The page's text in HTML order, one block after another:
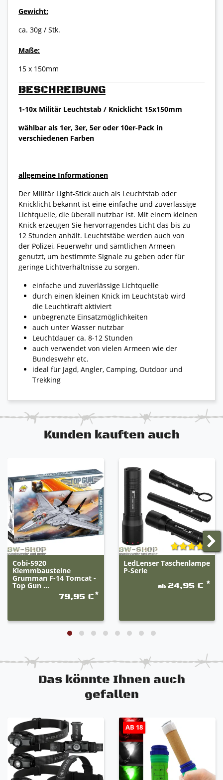
BESCHREIBUNG
1-10x Militär Leuchtstab / Knicklicht 15x150mm
wählbar als 1er, 3er, 5er oder 10er-Pack in
verschiedenen Farben
allgemeine Informationen
Der Militär Light-Stick auch als Leuchtstab oder
Knicklicht bekannt ist eine einfache und zuverlässige
Lichtquelle, die überall nutzbar ist. Mit einem kleinen
Knick erzeugen Sie hervorragendes Licht das bis zu
12 Stunden anhält. Leuchtstäbe werden auch von
der Polizei, Feuerwehr und sämtlichen Armeen
genutzt, um bestimmte Signale zu geben oder für
geringe Lichtverhältnisse zu sorgen.
einfache und zuverlässige Lichtquelle
durch einen kleinen Knick im Leuchtstab wird
die Leuchtkraft aktiviert
unbegrenzte Einsatzmöglichkeiten
auch unter Wasser nutzbar
Leuchtdauer ca. 8-12 Stunden
auch verwendet von vielen Armeen wie der
Bundeswehr etc.
ideal für Jagd, Angler, Camping, Outdoor und
Trekking
Gewicht:
ca. 30g / Stk.
Maße:
15 x 150mm
Kunden kauften auch
Cobi-5920
Klemmbausteine
Grumman F-14 Tomcat -
Top Gun ...
79,95 €*
LedLenser Taschenlampe
P-Serie
ab 24,95 € *
Das könnte Ihnen auch
gefallen
AB 18